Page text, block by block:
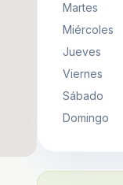
Martes
Miércoles
Jueves
Viernes
Sábado
Domingo